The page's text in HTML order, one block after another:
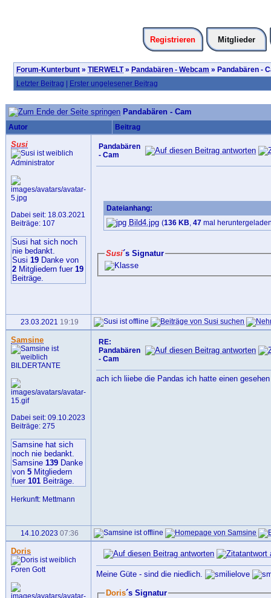
Registrieren Mitglieder
Forum-Kunterbunt » TIERWELT» Pandabären - Webcam » Pandabären -
Letzter Beitrag
Erster ungelesener Beitrag
Pandabären - Cam
Autor Beitrag
Susi
Administrator
Dabei seit: 18.03.2021
Beiträge: 107
Susi hat sich noch
nie bedankt.
Susi 19 Danke von
2 Mitgliedern fuer 19
Beiträge.
Pandabären
- Cam
Dateianhang:
Bild4.jpg (136 KB, 47mal
Susi´s Signatur
23.03.2021 19:19
Samsine
BILDERTANTE
Dabei seit: 09.10.2023
Beiträge: 275
Samsine hat sich
noch nie bedankt.
Samsine 139 Danke
von 5 Mitgliedern
fuer 101 Beiträge.
Herkunft: Mettmann
RE:
Pandabären
- Cam
ach ich liiebe die Pandas ich hatte einen gesehen
14.10.2023 07:36
Doris
Foren Gott Meine Güte - sind die niedlich.
Doris´s Signatur